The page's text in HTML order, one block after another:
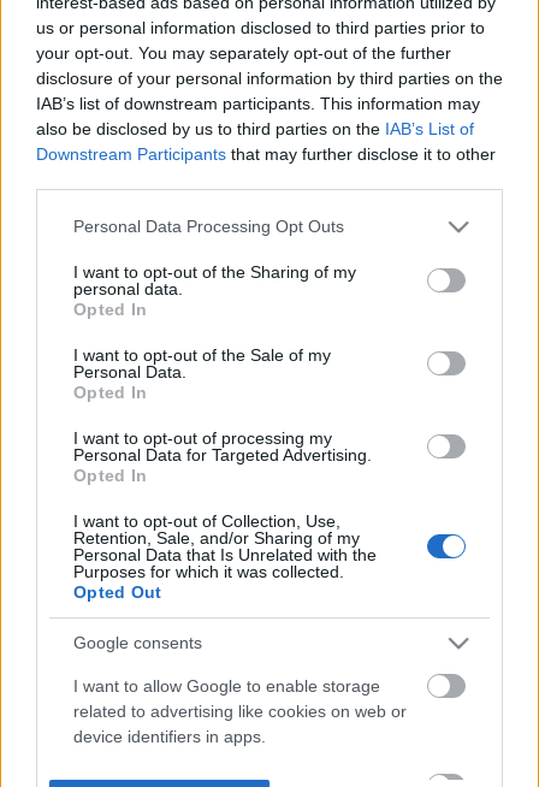
us or personal information disclosed to third parties prior to
your opt-out. You may separately opt-out of the further
disclosure of your personal information by third parties on the
IAB’s list of downstream participants. This information may
also be disclosed by us to third parties on the IAB’s List of
Downstream Participants that may further disclose it to other
Please note that this website/app uses one or more Google
not limited to your visit or usage behaviour. You may click to
grant or deny consent to Google and its third-party tags to
use your data for below specified purposes in below Google
consent section.
Personal Data Processing Opt Outs
I want to opt-out of the Sharing of my
personal data.
Opted In
I want to opt-out of the Sale of my
Personal Data.
Opted In
I want to opt-out of processing my
Personal Data for Targeted Advertising.
Opted In
I want to opt-out of Collection, Use,
Retention, Sale, and/or Sharing of my
Personal Data that Is Unrelated with the
Purposes for which it was collected.
Opted Out
Google consents
I want to allow Google to enable storage
related to advertising like cookies on web or
device identifiers in apps.